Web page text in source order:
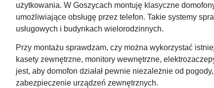
użytkowania. W Goszycach montuję klasyczne
umożliwiające obsługę przez telefon. Takie systemy
usługowych i budynkach wielorodzinnych.
Przy montażu sprawdzam, czy można wykorzystać
kasety zewnętrzne, monitory wewnętrzne,
jest, aby domofon działał pewnie niezależnie od
zabezpieczenie urządzeń zewnętrznych.